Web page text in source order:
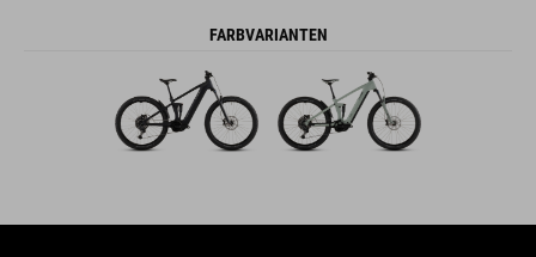
FARBVARIANTEN